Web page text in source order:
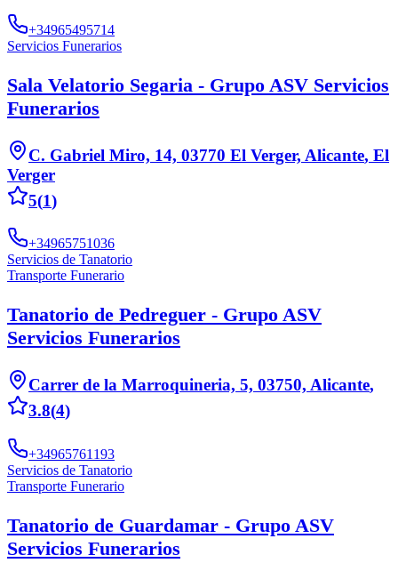
+34965495714
Servicios Funerarios
Sala Velatorio Segaria - Grupo ASV Servicios
Funerarios
C. Gabriel Miro, 14, 03770 El Verger, Alicante, El
Verger
5(1)
+34965751036
Servicios de Tanatorio
Transporte Funerario
Tanatorio de Pedreguer - Grupo ASV
Servicios Funerarios
Carrer de la Marroquineria, 5, 03750, Alicante,
3.8(4)
+34965761193
Servicios de Tanatorio
Transporte Funerario
Tanatorio de Guardamar - Grupo ASV
Servicios Funerarios